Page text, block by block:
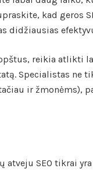
kad geros
didžiausias
reikia
Specialistas
ir žmonėms),
atveju SEO tikrai